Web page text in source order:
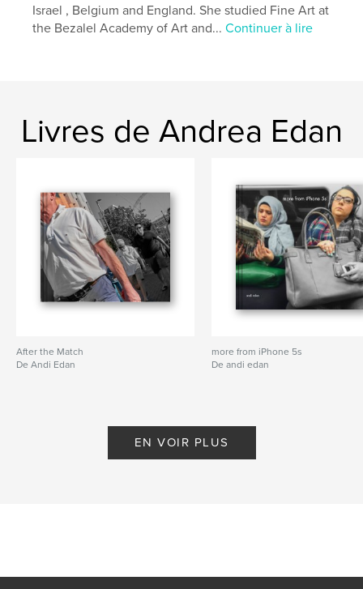
Israel , Belgium and England. She studied Fine Art at
the Bezalel Academy of Art and...Continuer à lire
Livres de Andrea Edan
After the Match
De Andi Edan
more from iPhone 5s
De andi edan
EN VOIR PLUS